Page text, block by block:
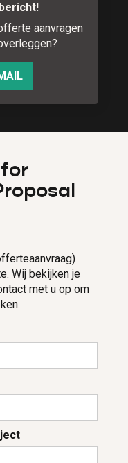
aanvragen
Wij bekijken je
met u op om